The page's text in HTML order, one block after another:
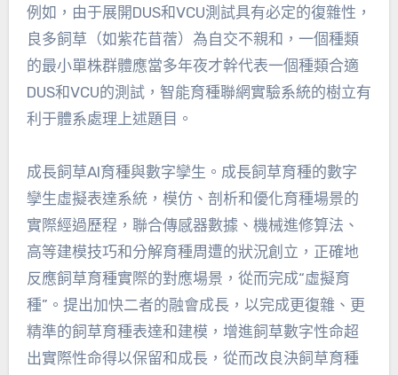
例如，由于展開DUS和VCU測試具有必定的復雜性，
良多飼草（如紫花苜蓿）為自交不親和，一個種類
的最小單株群體應當多年夜才幹代表一個種類合適
DUS和VCU的測試，智能育種聯網實驗系統的樹立有
利于體系處理上述題目。
成長飼草AI育種與數字孿生。成長飼草育種的數字
孿生虛擬表達系統，模仿、剖析和優化育種場景的
實際經過歷程，聯合傳感器數據、機械進修算法、
高等建模技巧和分解育種周遭的狀況創立，正確地
反應飼草育種實際的對應場景，從而完成“虛擬育
種”。提出加快二者的融會成長，以完成更復雜、更
精準的飼草育種表達和建模，增進飼草數字性命超
出實際性命得以保留和成長，從而改良決飼草育種